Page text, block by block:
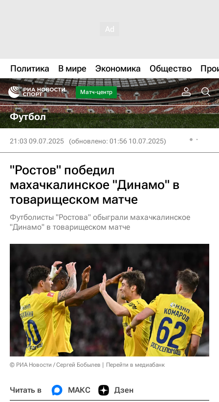
Политика В мире Экономика Общество
Матч-центр
Футбол
21:03 09.07.2025 (обновлено: 01:56 10.07.2025)
"Ростов" победил
махачкалинское "Динамо" в
товарищеском матче
Футболисты "Ростова" обыграли махачкалинское
"Динамо" в товарищеском матче
© РИА Новости / Сергей Бобылев Перейти в медиабанк
Читать в МАКС Дзен